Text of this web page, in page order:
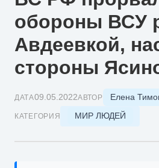
обороны ВСУ
Авдеевкой,
стороны
ДАТА09.05.2022АВТОР Елена
КАТЕГОРИЯ МИР ЛЮДЕЙ